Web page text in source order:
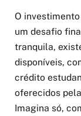
O
um desafio
tranquila,
disponíveis,
crédito
oferecidos
Imagina só,